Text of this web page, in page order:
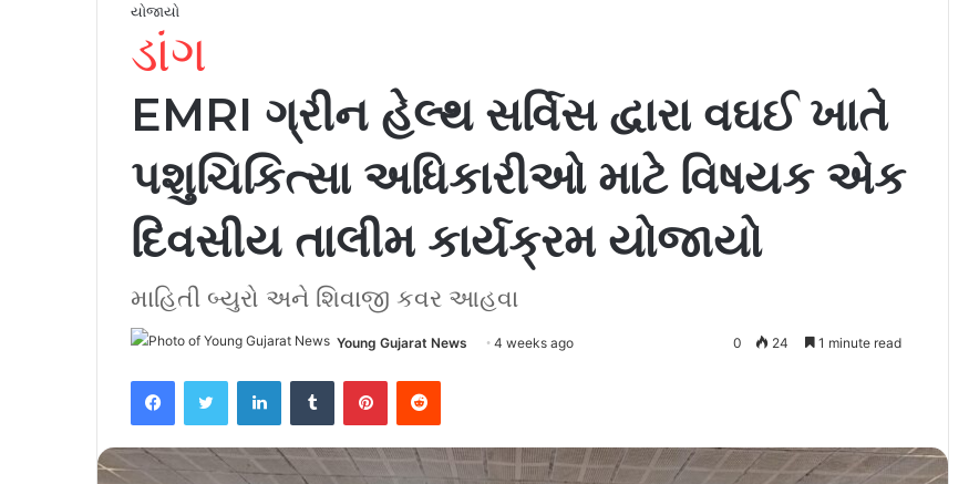
યોજાયો
ડાંગ
EMRI ગ્રીન હેલ્થ સર્વિસ દ્વારા વઘઈ ખાતે
પશુચિકિત્સા અધિકારીઓ માટે વિષયક એક
દિવસીય તાલીમ કાર્યક્રમ યોજાયો
માહિતી બ્યુરો અને શિવાજી કવર આહવા
Young Gujarat News 4 weeks ago 0 24 1 minute read